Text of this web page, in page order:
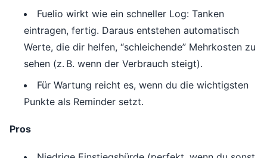
Fuelio wirkt wie ein schneller Log: Tanken
eintragen, fertig. Daraus entstehen automatisch
Werte, die dir helfen, “schleichende” Mehrkosten zu
sehen (z. B. wenn der Verbrauch steigt).
Für Wartung reicht es, wenn du die wichtigsten
Punkte als Reminder setzt.
Pros